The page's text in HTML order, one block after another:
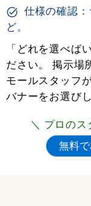
仕様の確認
ど。
「どれを選べば
ださい。 掲示場
モールスタッフ
バナーをお選びし
＼ プロの